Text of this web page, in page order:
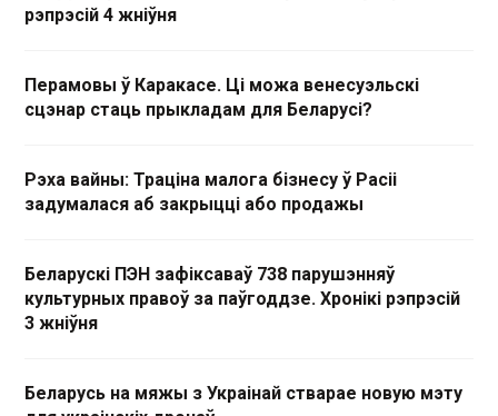
рэпрэсій 4 жніўня
Перамовы ў Каракасе. Ці можа венесуэльскі
сцэнар стаць прыкладам для Беларусі?
Рэха вайны: Траціна малога бізнесу ў Расіі
задумалася аб закрыцці або продажы
Беларускі ПЭН зафіксаваў 738 парушэнняў
культурных правоў за паўгоддзе. Хронікі рэпрэсій
3 жніўня
Беларусь на мяжы з Украінай стварае новую мэту